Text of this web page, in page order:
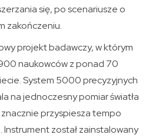
się, po scenariusze o
zakończeniu.
projekt badawczy, w którym
naukowców z ponad 70
System 5000 precyzyjnych
na jednoczesny pomiar światła
przyspiesza tempo
Instrument został zainstalowany